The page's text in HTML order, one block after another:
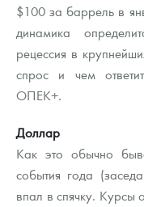
Жетоны "Необыкновенные
Русская нумизматика
Наборы подарочных и
Монеты и жетоны из
Политика использования
Положение по обработке
$100 за баррель в
динамика
рецессия в
спрос и чем
ОПЕК+.
Доллар
Как это обычно
события года
впал в спячку.